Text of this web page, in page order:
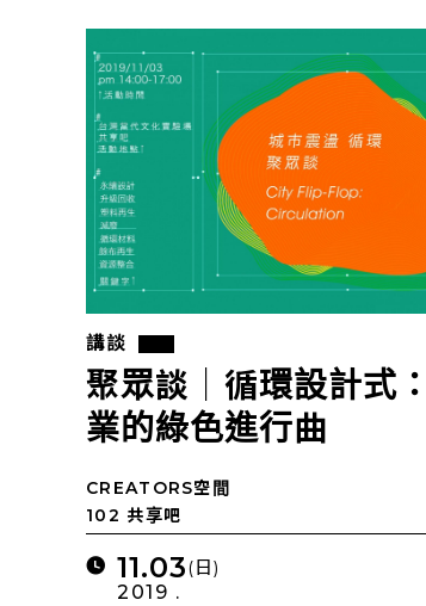
講談
聚眾談｜循環設計式
業的綠色進行曲
CREATORS空間
102 共享吧
11.03(日)
2019 .